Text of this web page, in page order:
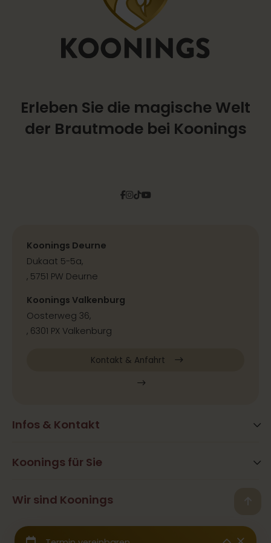
Erleben Sie die magische Welt
der Brautmode bei Koonings
Facebook
Instagram
TiktokPinterest
YouTube
Infos & Kontakt
Häufig gestellte Fragen
Kontakt
Koonings für Sie
Hair&Beauty
Hochzeitskleider
Wir sind Koonings
Team Koonings
Koonings Deurne
Dukaat 5-5a,
, 5751 PW Deurne
Koonings Valkenburg
Oosterweg 36,
, 6301 PX Valkenburg
Kontakt & Anfahrt